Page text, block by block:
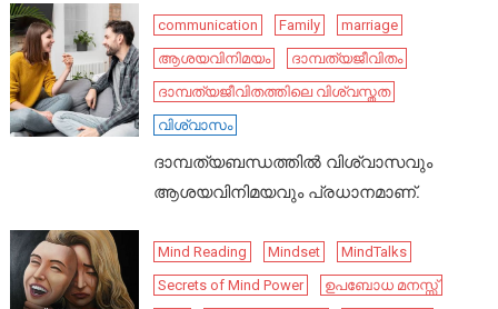
communication Family
marriage
ആശയവിനിമയം
ദാമ്പത്യജീവിതം
ദാമ്പത്യജീവിതത്തിലെ വിശ്വസ്തത
വിശ്വാസം
ദാമ്പത്യബന്ധത്തിൽ വിശ്വാസവും
ആശയവിനിമയവും പ്രധാനമാണ്.
Mind Reading Mindset
MindTalks
Secrets of Mind Power
ഉപബോധ മനസ്സ്